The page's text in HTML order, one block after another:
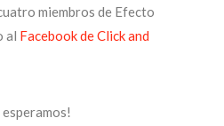
miembros de Efecto
al Facebook de Click and
esperamos!